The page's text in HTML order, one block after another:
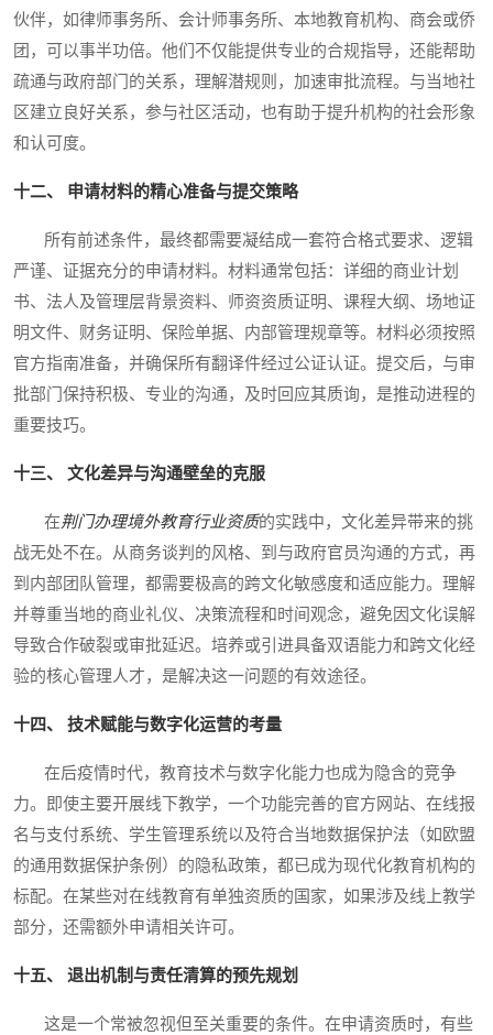
伙伴，如律师事务所、会计师事务所、本地教育机构、商会或侨
团，可以事半功倍。他们不仅能提供专业的合规指导，还能帮助
疏通与政府部门的关系，理解潜规则，加速审批流程。与当地社
区建立良好关系，参与社区活动，也有助于提升机构的社会形象
和认可度。
十二、 申请材料的精心准备与提交策略
所有前述条件，最终都需要凝结成一套符合格式要求、逻辑
严谨、证据充分的申请材料。材料通常包括：详细的商业计划
书、法人及管理层背景资料、师资资质证明、课程大纲、场地证
明文件、财务证明、保险单据、内部管理规章等。材料必须按照
官方指南准备，并确保所有翻译件经过公证认证。提交后，与审
批部门保持积极、专业的沟通，及时回应其质询，是推动进程的
重要技巧。
十三、 文化差异与沟通壁垒的克服
在荆门办理境外教育行业资质的实践中，文化差异带来的挑
战无处不在。从商务谈判的风格、到与政府官员沟通的方式，再
到内部团队管理，都需要极高的跨文化敏感度和适应能力。理解
并尊重当地的商业礼仪、决策流程和时间观念，避免因文化误解
导致合作破裂或审批延迟。培养或引进具备双语能力和跨文化经
验的核心管理人才，是解决这一问题的有效途径。
十四、 技术赋能与数字化运营的考量
在后疫情时代，教育技术与数字化能力也成为隐含的竞争
力。即使主要开展线下教学，一个功能完善的官方网站、在线报
名与支付系统、学生管理系统以及符合当地数据保护法（如欧盟
的通用数据保护条例）的隐私政策，都已成为现代化教育机构的
标配。在某些对在线教育有单独资质的国家，如果涉及线上教学
部分，还需额外申请相关许可。
十五、 退出机制与责任清算的预先规划
这是一个常被忽视但至关重要的条件。在申请资质时，有些